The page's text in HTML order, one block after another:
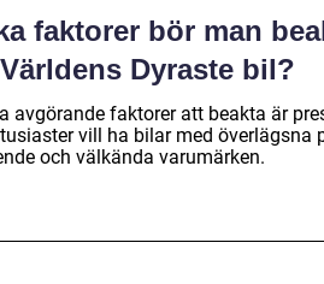
faktorer bör man
Dyraste bil?
avgörande faktorer att beakta är
vill ha bilar med överlägsna
och välkända varumärken.